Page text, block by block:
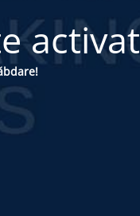
activat